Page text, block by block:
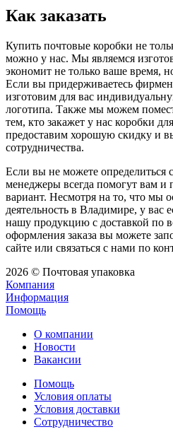
Как заказать
Купить почтовые коробки не
можно у нас. Мы являемся
экономит не только ваше время,
Если вы придерживаетесь
изготовим для вас
логотипа. Также мы можем
тем, кто закажет у нас коробки
предоставим хорошую скидку и
сотрудничества.
Если вы не можете определиться
менеджеры всегда помогут вам и
вариант. Несмотря на то, что мы
деятельность в Владимире, у вас
нашу продукцию с доставкой по
оформления заказа вы можете
сайте или связаться с нами по
2026 © Почтовая упаковка
Компания
Информация
Помощь
О компании
Новости
Вакансии
Помощь
Условия оплаты
Условия доставки
Сотрудничество